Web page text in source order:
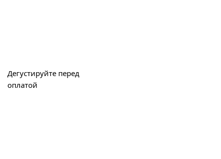
Дегустируйте перед
оплатой